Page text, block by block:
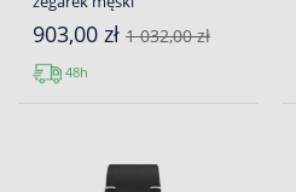
903,00 zł 1 032,00 zł
48h